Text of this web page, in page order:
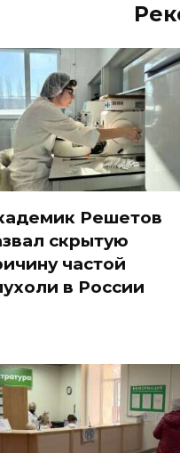
Решетов
скрытую
частой
в России